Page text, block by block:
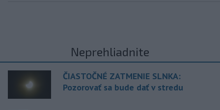
Neprehliadnite
ČIASTOČNÉ ZATMENIE SLNKA:
Pozorovať sa bude dať v stredu